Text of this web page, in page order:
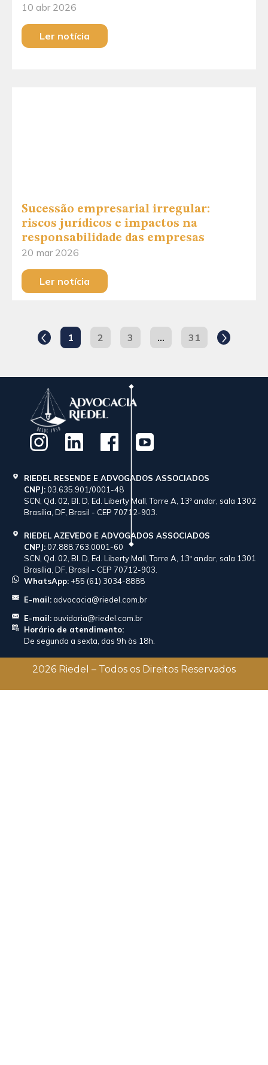
10 abr 2026
Ler notícia
Sucessão empresarial irregular:
riscos jurídicos e impactos na
responsabilidade das empresas
20 mar 2026
Ler notícia
1 2 3 … 31
RIEDEL RESENDE E ADVOGADOS ASSOCIADOS
CNPJ:03.635.901/0001-48
SCN, Qd. 02, Bl. D, Ed. Liberty Mall, Torre A, 13º andar, sala 1302
Brasília, DF, Brasil - CEP 70712-903.
RIEDEL AZEVEDO E ADVOGADOS ASSOCIADOS
CNPJ:07.888.763.0001-60
SCN, Qd. 02, Bl. D, Ed. Liberty Mall, Torre A, 13º andar, sala 1301
Brasília, DF, Brasil - CEP 70712-903.
WhatsApp: +55 (61) 3034-8888
E-mail:advocacia@riedel.com.br
E-mail:ouvidoria@riedel.com.br
Horário de atendimento:
De segunda a sexta, das 9h às 18h.
2026 Riedel – Todos os Direitos Reservados